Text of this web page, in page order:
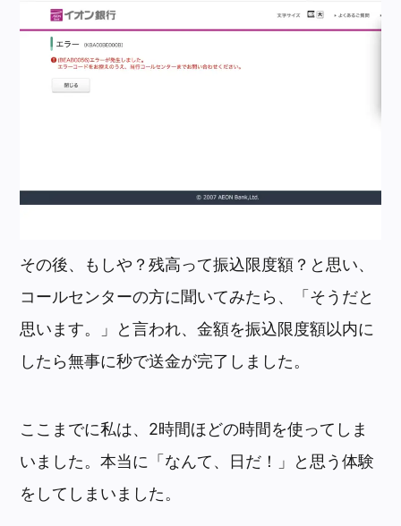
その後、もしや？残高って振込限度額？と思い、
コールセンターの方に聞いてみたら、「そうだと
思います。」と言われ、金額を振込限度額以内に
したら無事に秒で送金が完了しました。
ここまでに私は、2時間ほどの時間を使ってしま
いました。本当に「なんて、日だ！」と思う体験
をしてしまいました。